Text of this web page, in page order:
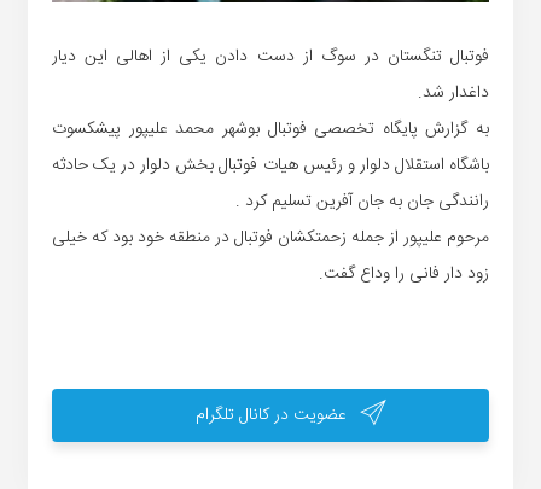
فوتبال تنگستان در سوگ از دست دادن یکی از اهالی این دیار
داغدار شد.
به گزارش پایگاه تخصصی فوتبال بوشهر محمد علیپور پیشکسوت
باشگاه استقلال دلوار و رئیس هیات فوتبال بخش دلوار در یک حادثه
رانندگی جان به جان آفرین تسلیم کرد .
مرحوم علیپور از جمله زحمتکشان فوتبال در منطقه خود بود که خیلی
زود دار فانی را وداع گفت.
عضویت در کانال تلگرام